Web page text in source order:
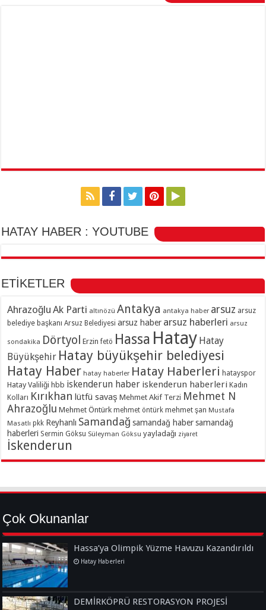
HATAY HABER : YOUTUBE
ETİKETLER
Ahrazoğlu Ak Parti altınözü Antakya antakya haber arsuz arsuz
belediye başkanı Arsuz Belediyesi arsuz haber arsuz haberleri arsuz
sondakika Dörtyol Erzin fetö Hassa Hatay Hatay
Büyükşehir Hatay büyükşehir belediyesi
Hatay Haber hatay haberler Hatay Haberleri hatayspor
Hatay Valiliği hbb iskenderun haber iskenderun haberleri Kadın
Kolları Kırıkhan lütfü savaş Mehmet Akif Terzi Mehmet N
Ahrazoğlu Mehmet Öntürk mehmet öntürk mehmet şan Mustafa
Masatlı pkk Reyhanlı Samandağ samandağ haber samandağ
haberleri Sermin Göksu Süleyman Göksu yayladağı ziyaret
İskenderun
Çok Okunanlar
Hassa’ya Olimpik Yüzme Havuzu Kazandırıldı
Hatay Haberleri
DEMİRKÖPRÜ RESTORASYON PROJESİ